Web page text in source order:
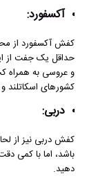
آکسفورد:
کفش آکسفورد از
حداقل یک جفت از
و عروسی به همراه
کشورهای اسکاتلند
دربی:
کفش دربی نیز از
باشد، اما با کمی
دهید.